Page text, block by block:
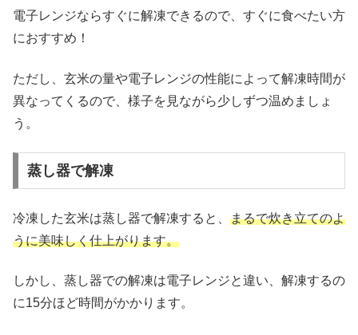
電子レンジならすぐに解凍できるので、すぐに食べたい方
におすすめ！
ただし、玄米の量や電子レンジの性能によって解凍時間が
異なってくるので、様子を見ながら少しずつ温めましょ
う。
蒸し器で解凍
冷凍した玄米は蒸し器で解凍すると、 まるで炊き立てのよ
うに美味しく仕上がります。
しかし、蒸し器での解凍は電子レンジと違い、解凍するの
に15分ほど時間がかかります。